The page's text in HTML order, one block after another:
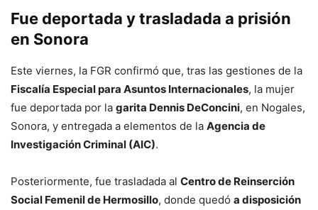
Fue deportada y trasladada a prisión
en Sonora
Este viernes, la FGR confirmó que, tras las gestiones de la
Fiscalía Especial para Asuntos Internacionales, la mujer
fue deportada por la garita Dennis DeConcini, en Nogales,
Sonora, y entregada a elementos de la Agencia de
Investigación Criminal (AIC).
Posteriormente, fue trasladada al Centro de Reinserción
Social Femenil de Hermosillo, donde quedó a disposición